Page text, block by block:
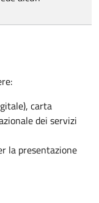
carta
dei servizi
la presentazione